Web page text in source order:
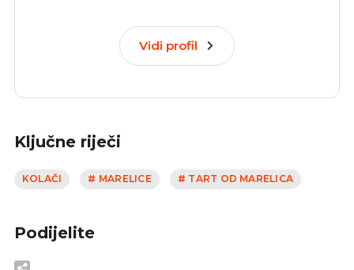
Vidi profil
Ključne riječi
KOLAČI # MARELICE # TART OD MARELICA
Podijelite